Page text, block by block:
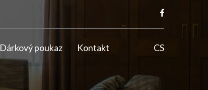
Dárkový poukaz Kontakt CS